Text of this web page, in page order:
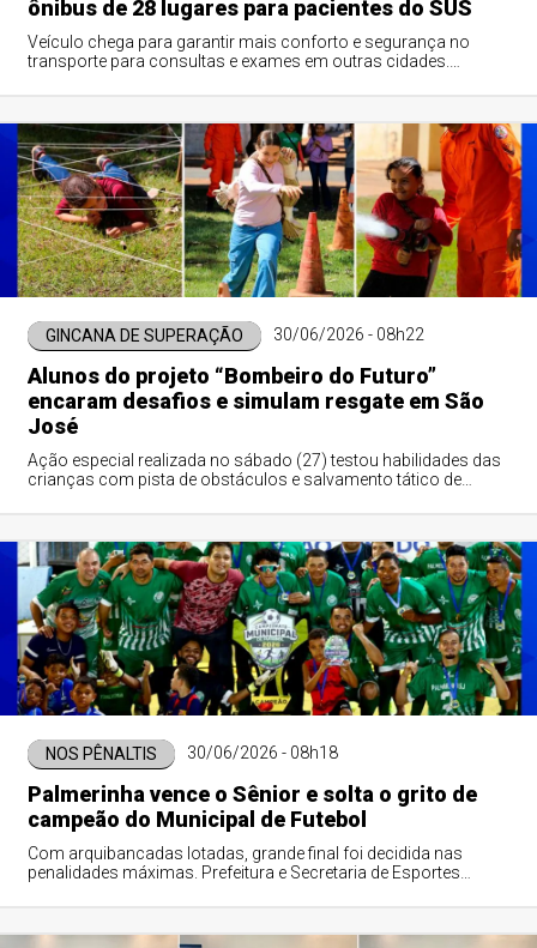
ônibus de 28 lugares para pacientes do SUS
Veículo chega para garantir mais conforto e segurança no
transporte para consultas e exames em outras cidades.
GINCANA DE SUPERAÇÃO 30/06/2026 - 08h22
Alunos do projeto “Bombeiro do Futuro”
encaram desafios e simulam resgate em São
José
Ação especial realizada no sábado (27) testou habilidades das
crianças com pista de obstáculos e salvamento tático de
NOS PÊNALTIS 30/06/2026 - 08h18
Palmerinha vence o Sênior e solta o grito de
campeão do Municipal de Futebol
Com arquibancadas lotadas, grande final foi decidida nas
penalidades máximas. Prefeitura e Secretaria de Esportes